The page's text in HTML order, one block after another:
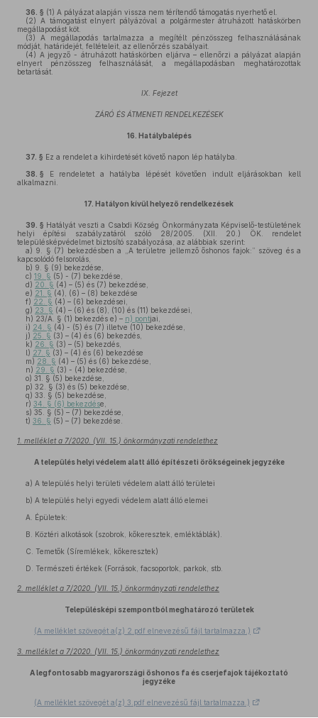
36. § (1) A pályázat alapján vissza nem térítendő támogatás nyerhető el.
(2) A támogatást elnyert pályázóval a polgármester átruházott hatáskörben
megállapodást köt.
(3) A megállapodás tartalmazza a megítélt pénzösszeg felhasználásának
módját, határidejét, feltételeit, az ellenőrzés szabályait.
(4) A jegyző - átruházott hatáskörben eljárva – ellenőrzi a pályázat alapján
elnyert pénzösszeg felhasználását, a megállapodásban meghatározottak
betartását.
IX. Fejezet
ZÁRÓ ÉS ÁTMENETI RENDELKEZÉSEK
16. Hatálybalépés
37. § Ez a rendelet a kihirdetését követő napon lép hatályba.
38. § E rendeletet a hatályba lépését követően indult eljárásokban kell
alkalmazni.
17. Hatályon kívül helyező rendelkezések
39. § Hatályát veszti a Csabdi Község Önkormányzata Képviselő-testületének
helyi építési szabályzatáról szóló 28/2005. (XII. 20.) ÖK. rendelet
településképvédelmet biztosító szabályozása, az alábbiak szerint:
a) 9. § (7) bekezdésben a „A területre jellemző őshonos fajok:” szöveg és a
kapcsolódó felsorolás,
b) 9. § (9) bekezdése,
c) 19. § (5) - (7) bekezdése,
d) 20. § (4) – (5) és (7) bekezdése,
e) 21. § (4), (6) – (8) bekezdése
f) 22. § (4) – (6) bekezdései,
g) 23. § (4) – (6) és (8), (10) és (11) bekezdései,
h) 23/A. § (1) bekezdés e) – n) pontjai,
i) 24. § (4) - (5) és (7) illetve (10) bekezdése,
j) 25. § (3) – (4) és (6) bekezdés,
k) 26. § (3) – (5) bekezdés,
l) 27. § (3) – (4) és (6) bekezdése
m) 28. § (4) – (5) és (6) bekezdése,
n) 29. § (3) - (4) bekezdése,
o) 31. § (5) bekezdése,
p) 32. § (3) és (5) bekezdése,
q) 33. § (5) bekezdése,
r) 34. § (6) bekezdése,
s) 35. § (5) – (7) bekezdése,
t) 36. § (5) – (7) bekezdése.
1. melléklet a 7/2020. (VII. 15.) önkormányzati rendelethez
A település helyi védelem alatt álló építészeti örökségeinek jegyzéke
a) A település helyi területi védelem alatt álló területei
b) A település helyi egyedi védelem alatt álló elemei
A. Épületek:
B. Köztéri alkotások (szobrok, kőkeresztek, emléktáblák).
C. Temetők (Síremlékek, kőkeresztek)
D. Természeti értékek (Források, facsoportok, parkok, stb.
2. melléklet a 7/2020. (VII. 15.) önkormányzati rendelethez
Településképi szempontból meghatározó területek
(A melléklet szövegét a(z) 2.pdf elnevezésű fájl tartalmazza.)
3. melléklet a 7/2020. (VII. 15.) önkormányzati rendelethez
A legfontosabb magyarországi őshonos fa és cserjefajok tájékoztató
jegyzéke
(A melléklet szövegét a(z) 3.pdf elnevezésű fájl tartalmazza.)